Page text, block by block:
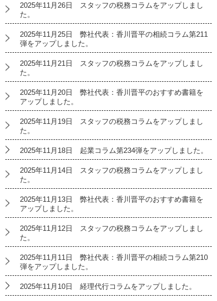
2025年11月26日 スタッフの税務コラムをアップしまし
た。
2025年11月25日 弊社代表：香川晋平の相続コラム第211
弾をアップしました。
2025年11月21日 スタッフの税務コラムをアップしまし
た。
2025年11月20日 弊社代表：香川晋平のおすすめ書籍を
アップしました。
2025年11月19日 スタッフの税務コラムをアップしまし
た。
2025年11月18日 起業コラム第234弾をアップしました。
2025年11月14日 スタッフの税務コラムをアップしまし
た。
2025年11月13日 弊社代表：香川晋平のおすすめ書籍を
アップしました。
2025年11月12日 スタッフの税務コラムをアップしまし
た。
2025年11月11日 弊社代表：香川晋平の相続コラム第210
弾をアップしました。
2025年11月10日 経理代行コラムをアップしました。